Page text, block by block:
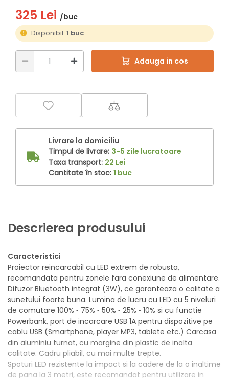
325 Lei /buc
Disponibil:1 buc
Adauga in cos
Livrare la domiciliu
Timpul de livrare: 3-5 zile lucratoare
Taxa transport: 22 Lei
Cantitate în stoc: 1 buc
Descrierea produsului
Caracteristici
Proiector reincarcabil cu LED extrem de robusta,
recomandata pentru zonele fara conexiune de alimentare.
Difuzor Bluetooth integrat (3W), ce garanteaza o calitate a
sunetului foarte buna. Lumina de lucru cu LED cu 5 niveluri
de comutare 100% ‑ 75% ‑ 50% ‑ 25% ‑ 10% si cu functie
Powerbank, port de incarcare USB 1A pentru dispozitive pe
cablu USB (Smartphone, player MP3, tablete etc.) Carcasa
din aluminiu turnat, cu margine din plastic de inalta
calitate. Cadru pliabil, cu mai multe trepte.
Spoturi LED rezistente la impact si la cadere de la o inaltime
de pana la 3 metri, este recomandat pentru utilizare in